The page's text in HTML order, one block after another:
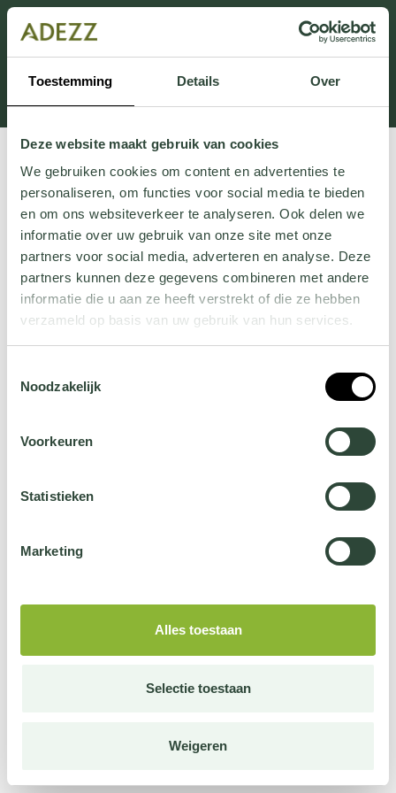
Toestemming Details Over
Deze website maakt gebruik van cookies
We gebruiken cookies om content en advertenties te
personaliseren, om functies voor social media te bieden
en om ons websiteverkeer te analyseren. Ook delen we
informatie over uw gebruik van onze site met onze
partners voor social media, adverteren en analyse. Deze
partners kunnen deze gegevens combineren met andere
informatie die u aan ze heeft verstrekt of die ze hebben
verzameld op basis van uw gebruik van hun services.
jehier.
Noodzakelijk
Voorkeuren
Statistieken
Marketing
Alles toestaan
Selectie toestaan
Weigeren
Ten dział jest obecnie w konserwacji. Jeśli brakuje Ci
informacji.
możesz zadzwonić pod numer +31 413 351 272 lub